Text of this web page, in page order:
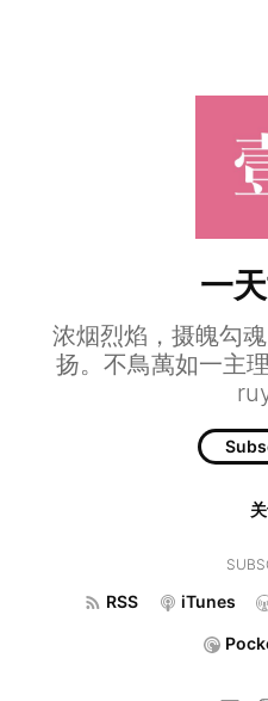
一
浓烟烈焰，摄魄勾
扬。不鳥萬如一主
RSS iTunes